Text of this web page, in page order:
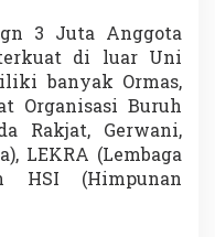
3 Juta Anggota
di luar Uni
banyak Ormas,
Organisasi Buruh
Rakjat, Gerwani,
LEKRA (Lembaga
HSI (Himpunan